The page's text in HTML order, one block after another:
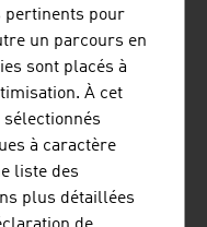
à Wiener Neudorf,
de diagnostics de
pertinents pour
un parcours en
sont placés à
À cet
à caractère
liste des
plus détaillées